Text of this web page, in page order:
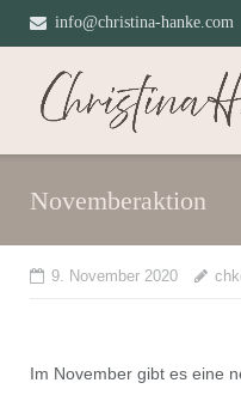
Direkt
info@christina-hanke.com
Novemberaktion
9. November 2020
Im November gibt es eine